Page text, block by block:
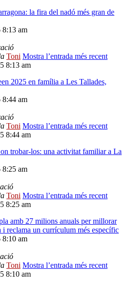
la fira del nadó més gran de
8:13 am
Toni Mostra l’entrada més recent
8:13 am
2025 en família a Les Tallades,
8:44 am
Toni Mostra l’entrada més recent
8:44 am
trobar-los: una activitat familiar a La
8:25 am
Toni Mostra l’entrada més recent
8:25 am
amb 27 milions anuals per millorar
i reclama un currículum més específic
8:10 am
Toni Mostra l’entrada més recent
8:10 am